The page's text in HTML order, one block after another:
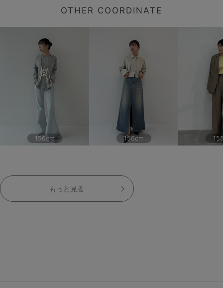
OTHER COORDINATE
156cm 156cm
もっと見る